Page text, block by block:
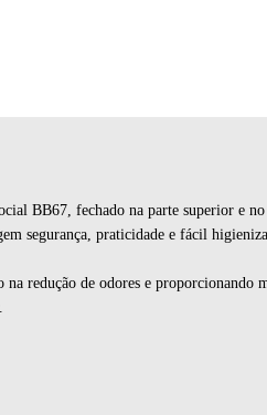
BB67, fechado na parte superior e
segurança, praticidade e fácil
redução de odores e